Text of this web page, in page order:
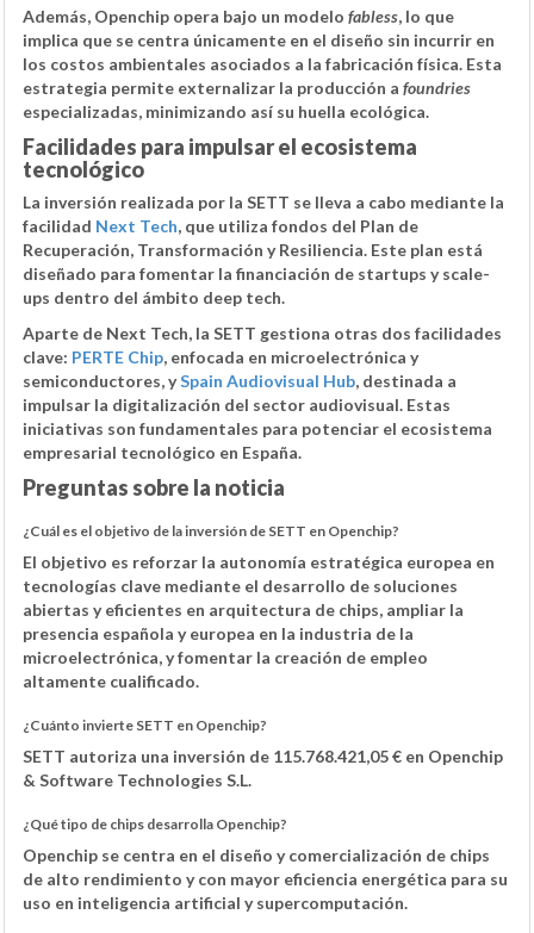
Además, Openchip opera bajo un modelo fabless, lo que
implica que se centra únicamente en el diseño sin incurrir en
los costos ambientales asociados a la fabricación física. Esta
estrategia permite externalizar la producción a foundries
especializadas, minimizando así su huella ecológica.
Facilidades para impulsar el ecosistema
tecnológico
La inversión realizada por la SETT se lleva a cabo mediante la
facilidad Next Tech, que utiliza fondos del Plan de
Recuperación, Transformación y Resiliencia. Este plan está
diseñado para fomentar la financiación de startups y scale-
ups dentro del ámbito deep tech.
Aparte de Next Tech, la SETT gestiona otras dos facilidades
clave: PERTE Chip, enfocada en microelectrónica y
semiconductores, ySpain Audiovisual Hub, destinada a
impulsar la digitalización del sector audiovisual. Estas
iniciativas son fundamentales para potenciar el ecosistema
empresarial tecnológico en España.
Preguntas sobre la noticia
¿Cuál es el objetivo de la inversión de SETT en Openchip?
El objetivo es reforzar la autonomía estratégica europea en
tecnologías clave mediante el desarrollo de soluciones
abiertas y eficientes en arquitectura de chips, ampliar la
presencia española y europea en la industria de la
microelectrónica, y fomentar la creación de empleo
altamente cualificado.
¿Cuánto invierte SETT en Openchip?
SETT autoriza una inversión de 115.768.421,05 € en Openchip
& Software Technologies S.L.
¿Qué tipo de chips desarrolla Openchip?
Openchip se centra en el diseño y comercialización de chips
de alto rendimiento y con mayor eficiencia energética para su
uso en inteligencia artificial y supercomputación.